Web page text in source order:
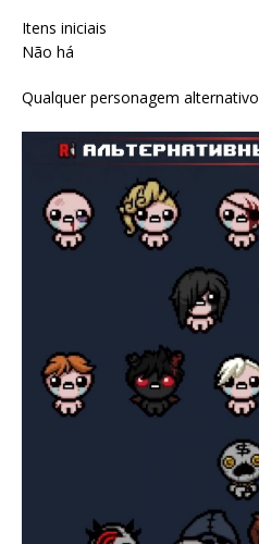
Itens iniciais
Não há
Qualquer personagem alternativo